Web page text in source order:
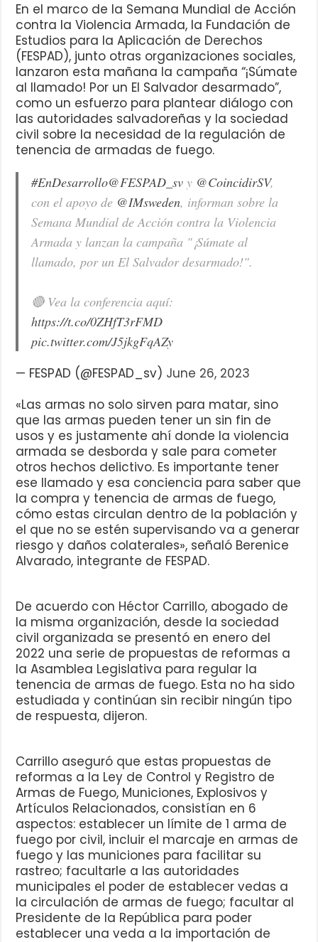
En el marco de la Semana Mundial de Acción
contra la Violencia Armada, la Fundación de
Estudios para la Aplicación de Derechos
(FESPAD), junto otras organizaciones sociales,
lanzaron esta mañana la campaña “¡Súmate
al llamado! Por un El Salvador desarmado”,
como un esfuerzo para plantear diálogo con
las autoridades salvadoreñas y la sociedad
civil sobre la necesidad de la regulación de
tenencia de armadas de fuego.
#EnDesarrollo@FESPAD_sv y @CoincidirSV,
con el apoyo de @IMsweden, informan sobre la
Semana Mundial de Acción contra la Violencia
Armada y lanzan la campaña "¡Súmate al
llamado, por un El Salvador desarmado!".
🔴 Vea la conferencia aquí:
https://t.co/0ZHfT3rFMD
pic.twitter.com/J5jkgFqAZy
— FESPAD (@FESPAD_sv) June 26, 2023
«Las armas no solo sirven para matar, sino
que las armas pueden tener un sin fin de
usos y es justamente ahí donde la violencia
armada se desborda y sale para cometer
otros hechos delictivo. Es importante tener
ese llamado y esa conciencia para saber que
la compra y tenencia de armas de fuego,
cómo estas circulan dentro de la población y
el que no se estén supervisando va a generar
riesgo y daños colaterales», señaló Berenice
Alvarado, integrante de FESPAD.
De acuerdo con Héctor Carrillo, abogado de
la misma organización, desde la sociedad
civil organizada se presentó en enero del
2022 una serie de propuestas de reformas a
la Asamblea Legislativa para regular la
tenencia de armas de fuego. Esta no ha sido
estudiada y continúan sin recibir ningún tipo
de respuesta, dijeron.
Carrillo aseguró que estas propuestas de
reformas a la Ley de Control y Registro de
Armas de Fuego, Municiones, Explosivos y
Artículos Relacionados, consistían en 6
aspectos: establecer un límite de 1 arma de
fuego por civil, incluir el marcaje en armas de
fuego y las municiones para facilitar su
rastreo; facultarle a las autoridades
municipales el poder de establecer vedas a
la circulación de armas de fuego; facultar al
Presidente de la República para poder
establecer una veda a la importación de